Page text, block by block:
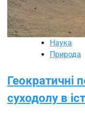
Наука
Природа
Геократичні
суходолу в